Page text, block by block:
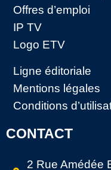
Offres d’emploi
IP TV
Logo ETV
Ligne éditoriale
Mentions légales
Conditions
CONTACT
2 Rue Amédée